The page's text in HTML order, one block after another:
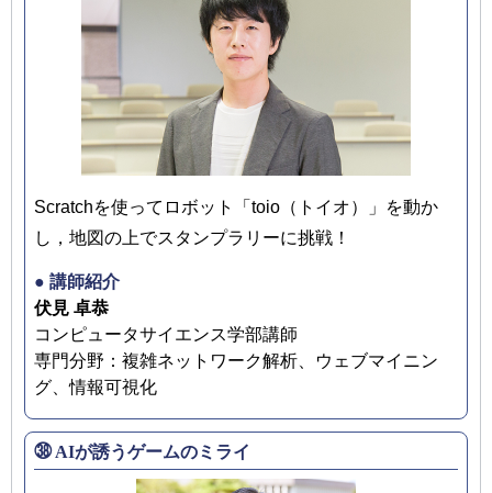
Scratchを使ってロボット「toio（トイオ）」を動か
し，地図の上でスタンプラリーに挑戦！
● 講師紹介
伏見 卓恭
コンピュータサイエンス学部講師
専門分野：複雑ネットワーク解析、ウェブマイニン
グ、情報可視化
㊳ AIが誘うゲームのミライ